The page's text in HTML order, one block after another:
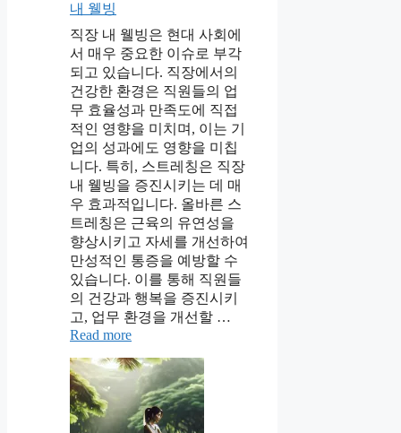
내 웰빙
직장 내 웰빙은 현대 사회에
서 매우 중요한 이슈로 부각
되고 있습니다. 직장에서의
건강한 환경은 직원들의 업
무 효율성과 만족도에 직접
적인 영향을 미치며, 이는 기
업의 성과에도 영향을 미칩
니다. 특히, 스트레칭은 직장
내 웰빙을 증진시키는 데 매
우 효과적입니다. 올바른 스
트레칭은 근육의 유연성을
향상시키고 자세를 개선하여
만성적인 통증을 예방할 수
있습니다. 이를 통해 직원들
의 건강과 행복을 증진시키
고, 업무 환경을 개선할 …
Read more